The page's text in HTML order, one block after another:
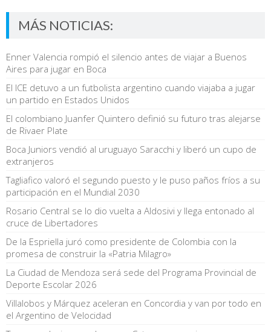
MÁS NOTICIAS:
Enner Valencia rompió el silencio antes de viajar a Buenos
Aires para jugar en Boca
El ICE detuvo a un futbolista argentino cuando viajaba a jugar
un partido en Estados Unidos
El colombiano Juanfer Quintero definió su futuro tras alejarse
de Rivaer Plate
Boca Juniors vendió al uruguayo Saracchi y liberó un cupo de
extranjeros
Tagliafico valoró el segundo puesto y le puso paños fríos a su
participación en el Mundial 2030
Rosario Central se lo dio vuelta a Aldosivi y llega entonado al
cruce de Libertadores
De la Espriella juró como presidente de Colombia con la
promesa de construir la «Patria Milagro»
La Ciudad de Mendoza será sede del Programa Provincial de
Deporte Escolar 2026
Villalobos y Márquez aceleran en Concordia y van por todo en
el Argentino de Velocidad